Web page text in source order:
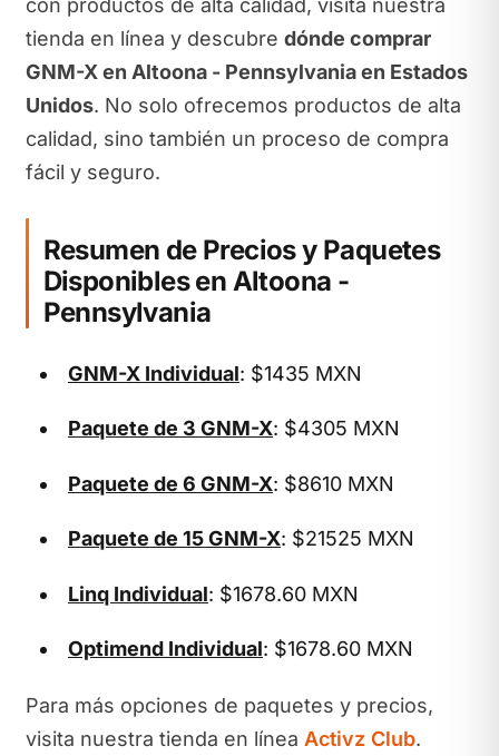
con productos de alta calidad, visita nuestra
tienda en línea y descubre dónde comprar
GNM-X en Altoona - Pennsylvania en Estados
Unidos. No solo ofrecemos productos de alta
calidad, sino también un proceso de compra
fácil y seguro.
Resumen de Precios y Paquetes
Disponibles en Altoona -
Pennsylvania
GNM-X Individual: $1435 MXN
Paquete de 3 GNM-X: $4305 MXN
Paquete de 6 GNM-X: $8610 MXN
Paquete de 15 GNM-X: $21525 MXN
Linq Individual: $1678.60 MXN
Optimend Individual: $1678.60 MXN
Para más opciones de paquetes y precios,
visita nuestra tienda en línea Activz Club.